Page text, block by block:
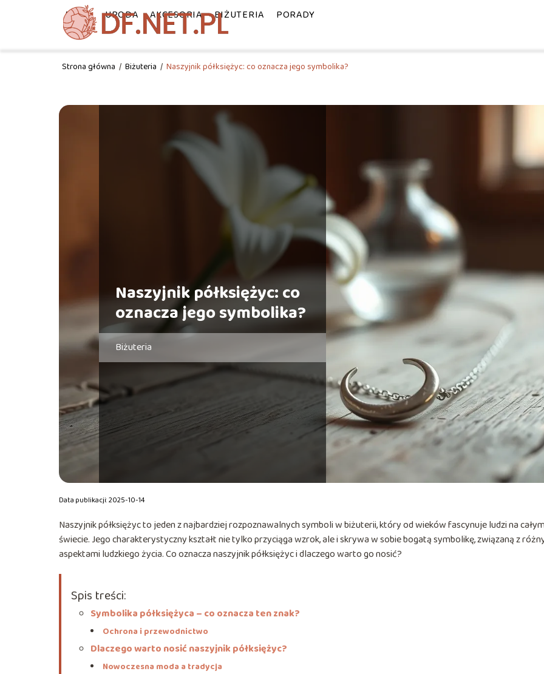
MODA URODA AKCESORIA BIŻUTERIA PORADY
Strona główna / Biżuteria / Naszyjnik półksiężyc: co oznacza jego symbolika?
Naszyjnik półksiężyc: co
oznacza jego symbolika?
Biżuteria
Data publikacji: 2025-10-14
Naszyjnik półksiężyc to jeden z najbardziej rozpoznawalnych symboli w biżuterii, który od wieków fascynuje ludzi na
świecie. Jego charakterystyczny kształt nie tylko przyciąga wzrok, ale i skrywa w sobie bogatą symbolikę, związaną z
aspektami ludzkiego życia. Co oznacza naszyjnik półksiężyc i dlaczego warto go nosić?
Spis treści:
Symbolika półksiężyca – co oznacza ten znak?
Ochrona i przewodnictwo
Dlaczego warto nosić naszyjnik półksiężyc?
Nowoczesna moda a tradycja